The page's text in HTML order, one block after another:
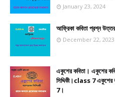
January 23, 2024
আফ্রিকা কবিতা প্রশ্ন
December 22, 2023
একুশের কবিতা। একুশের
সিদ্দিকী।class 7
7।